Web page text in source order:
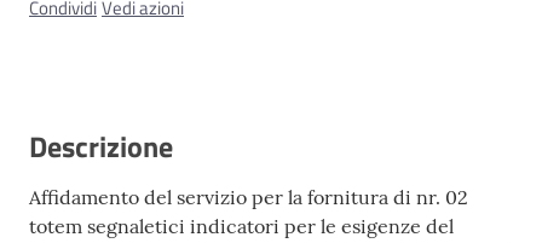
CondividiVedi azioni
Descrizione
Affidamento del servizio per la fornitura di nr. 02
totem segnaletici indicatori per le esigenze del